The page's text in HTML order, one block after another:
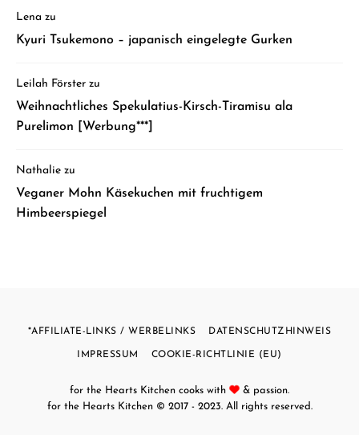
Lena zu
Kyuri Tsukemono – japanisch eingelegte Gurken
Leilah Förster zu
Weihnachtliches Spekulatius-Kirsch-Tiramisu ala
Purelimon [Werbung***]
Nathalie zu
Veganer Mohn Käsekuchen mit fruchtigem
Himbeerspiegel
*AFFILIATE-LINKS / WERBELINKS DATENSCHUTZHINWEIS
IMPRESSUM COOKIE-RICHTLINIE (EU)
for the Hearts Kitchen cooks with
& passion.
for the Hearts Kitchen© 2017 - 2023. All rights reserved.